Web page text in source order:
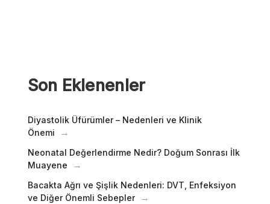
Son Eklenenler
Diyastolik Üfürümler – Nedenleri ve Klinik
Önemi
Neonatal Değerlendirme Nedir? Doğum Sonrası İlk
Muayene
Bacakta Ağrı ve Şişlik Nedenleri: DVT, Enfeksiyon
ve Diğer Önemli Sebepler